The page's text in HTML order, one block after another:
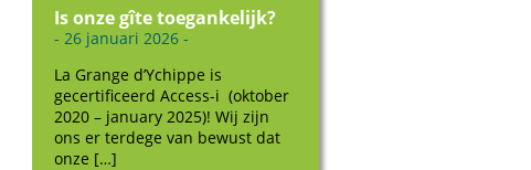
Is onze gîte toegankelijk?
- 26 januari 2026 -
La Grange d’Ychippe is
gecertificeerd Access-i (oktober
2020 – january 2025)! Wij zijn
ons er terdege van bewust dat
onze […]